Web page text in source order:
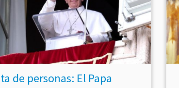
de personas: El Papa